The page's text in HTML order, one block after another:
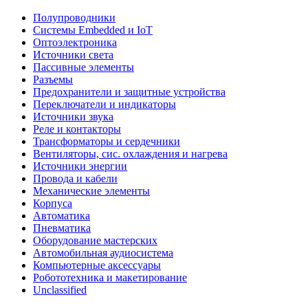
Полупроводники
Системы Embedded и IoT
Oптоэлектроника
Источники света
Пассивные элементы
Разъeмы
Предохранители и защитные устройства
Переключатели и индикаторы
Источники звука
Реле и контакторы
Трансформаторы и сердечники
Вентиляторы, сис. охлаждения и нагрева
Источники энергии
Провода и кабели
Механические элементы
Корпуса
Автоматика
Пневматика
Оборудование мастерских
Автомобильная аудиосистема
Компьютерные аксессуары
Робототехника и макетирование
Unclassified